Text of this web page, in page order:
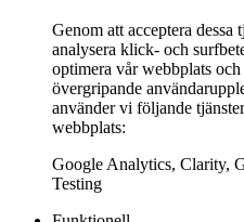
Genom att acceptera
analysera klick- och
optimera vår webbplats
övergripande
använder vi följande
webbplats:
Google Analytics, Clarity,
Testing